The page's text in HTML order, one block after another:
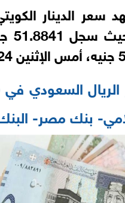
سعر الدينار
الريال السعودي
بنك مصر- البنك